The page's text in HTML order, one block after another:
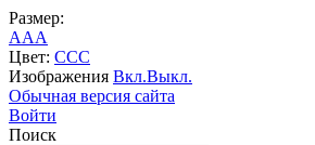
Размер:
AAA
Цвет: CCC
Изображения Вкл.Выкл.
Обычная версия сайта
Войти
Поиск